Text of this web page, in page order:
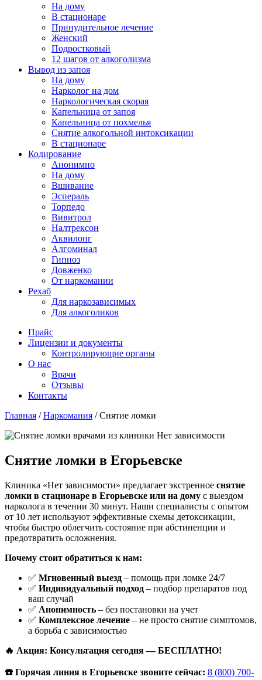
На дому
В стационаре
Принудительное лечение
Женский
Подростковый
12 шагов от алкоголизма
Вывод из запоя
На дому
Нарколог на дом
Наркологическая скорая
Капельница от запоя
Капельница от похмелья
Снятие алкогольной интоксикации
В стационаре
Кодирование
Анонимно
На дому
Вшивание
Эспераль
Торпедо
Вивитрол
Налтрексон
Аквилонг
Алгоминал
Гипноз
Довженко
От наркомании
Рехаб
Для наркозависимых
Для алкоголиков
Прайс
Лицензии и документы
Контролирующие органы
О нас
Врачи
Отзывы
Контакты
Главная /Наркомания /Снятие ломки
Снятие ломки в Егорьевске
Клиника «Нет зависимости» предлагает экстренное снятие
ломки в стационаре в Егорьевске или на дому с выездом
нарколога в течении 30 минут. Наши специалисты с опытом
от 10 лет используют эффективные схемы детоксикации,
чтобы быстро облегчить состояние при абстиненции и
предотвратить осложнения.
Почему стоит обратиться к нам:
✅ Мгновенный выезд – помощь при ломке 24/7
✅ Индивидуальный подход – подбор препаратов под
ваш случай
✅ Анонимность – без постановки на учет
✅ Комплексное лечение – не просто снятие симптомов,
а борьба с зависимостью
🔥 Акция: Консультация сегодня — БЕСПЛАТНО!
☎️ Горячая линия в Егорьевске звоните сейчас: 8 (800) 700-